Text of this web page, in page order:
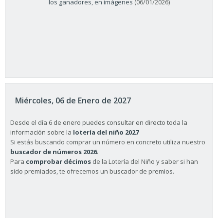
los ganadores, en imágenes (06/01/2026)
Miércoles, 06 de Enero de 2027
Desde el día 6 de enero puedes consultar en directo toda la
información sobre la lotería del niño 2027
Si estás buscando comprar un número en concreto utiliza nuestro
buscador de números 2026.
Para comprobar décimos de la Lotería del Niño y saber si han
sido premiados, te ofrecemos un buscador de premios.